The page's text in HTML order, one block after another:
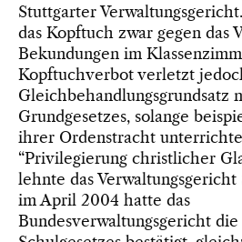
Stuttgarter
das Kopftuch zwar gegen das
Bekundungen im
Kopftuchverbot verletzt
Gleichbehandlungsgrundsatz
Grundgesetzes, solange
ihrer Ordenstracht
“Privilegierung christlicher
lehnte das
im April 2004 hatte das
Bundesverwaltungsgericht